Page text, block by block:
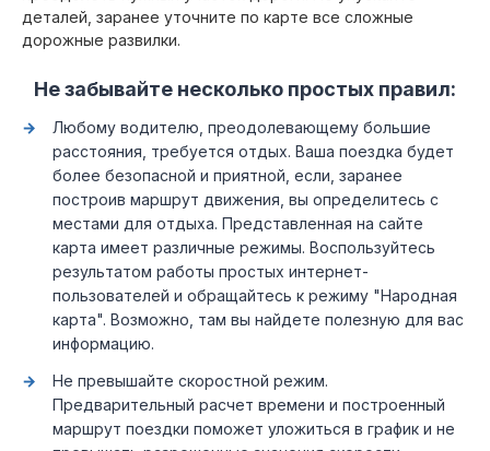
деталей, заранее уточните по карте все сложные
дорожные развилки.
Не забывайте несколько простых правил:
Любому водителю, преодолевающему большие
расстояния, требуется отдых. Ваша поездка будет
более безопасной и приятной, если, заранее
построив маршрут движения, вы определитесь с
местами для отдыха. Представленная на сайте
карта имеет различные режимы. Воспользуйтесь
результатом работы простых интернет-
пользователей и обращайтесь к режиму "Народная
карта". Возможно, там вы найдете полезную для вас
информацию.
Не превышайте скоростной режим.
Предварительный расчет времени и построенный
маршрут поездки поможет уложиться в график и не